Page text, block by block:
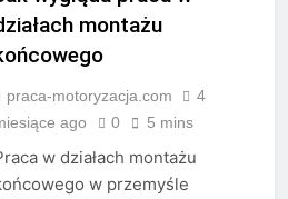
montażu
praca-motoryzacja.com
4
ago
0 5 mins
w działach montażu
w przemyśle